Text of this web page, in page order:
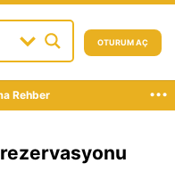
OTURUM AÇ
Rehber ...